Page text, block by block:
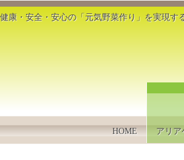
健康・安全・安心の「元気野菜作り」を実現す
HOME アリア